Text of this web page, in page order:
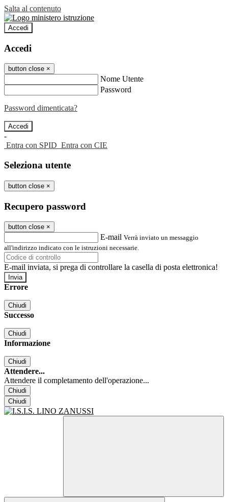
Salta al contenuto
Accedi
Accedi
button close ×
Nome Utente
Password
Password dimenticata?
-
Entra con SPID Entra con CIE
Seleziona utente
button close ×
Recupero password
button close ×
E-mail Verrà inviato un messaggio
all'indirizzo indicato con le istruzioni necessarie.
E-mail inviata, si prega di controllare la casella di posta elettronica!
Errore
Chiudi
Successo
Chiudi
Informazione
Chiudi
Attendere...
Attendere il completamento dell'operazione...
Chiudi
Chiudi